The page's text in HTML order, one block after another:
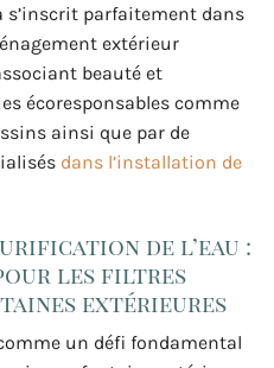
s’inscrit parfaitement dans
extérieur
beauté et
écoresponsables comme
ainsi que par de
dans l’installation de
de l’eau :
pour les filtres
extérieures
comme un défi fondamental